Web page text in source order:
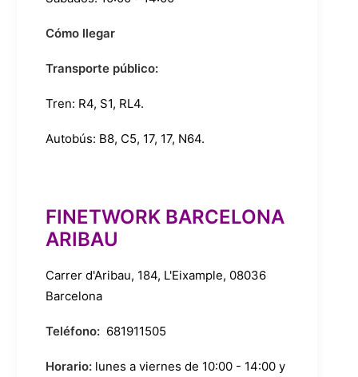
Cómo llegar
Transporte público:
Tren: R4, S1, RL4.
Autobús: B8, C5, 17, 17, N64.
FINETWORK BARCELONA
ARIBAU
Carrer d'Aribau, 184, L'Eixample, 08036
Barcelona
Teléfono: 681911505
Horario: lunes a viernes de 10:00 - 14:00 y